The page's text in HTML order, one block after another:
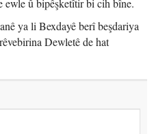
ewle û bipêşketîtir bi cih bîne.
ya li Bexdayê berî beşdariya
Dewletê de hat